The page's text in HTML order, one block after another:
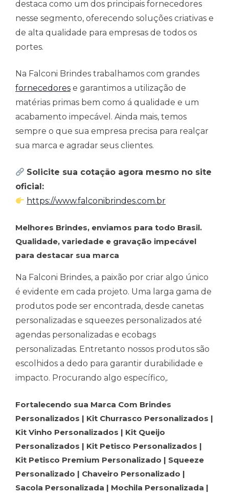
destaca como um dos principais fornecedores
nesse segmento, oferecendo soluções criativas e
de alta qualidade para empresas de todos os
portes.
Na Falconi Brindes trabalhamos com grandes
fornecedores e garantimos a utilização de
matérias primas bem como á qualidade e um
acabamento impecável. Ainda mais, temos
sempre o que sua empresa precisa para realçar
sua marca e agradar seus clientes.
Solicite sua cotação agora mesmo no site
oficial:
https://www.falconibrindes.com.br
Melhores Brindes, enviamos para todo Brasil.
Qualidade, variedade e gravação impecável
para destacar sua marca
Na Falconi Brindes, a paixão por criar algo único
é evidente em cada projeto. Uma larga gama de
produtos pode ser encontrada, desde canetas
personalizadas e squeezes personalizados até
agendas personalizadas e ecobags
personalizadas. Entretanto nossos produtos são
escolhidos a dedo para garantir durabilidade e
impacto. Procurando algo específico,.
Fortalecendo sua Marca Com Brindes
Personalizados | Kit Churrasco Personalizados |
Kit Vinho Personalizados | Kit Queijo
Personalizados | Kit Petisco Personalizados |
Kit Petisco Premium Personalizado | Squeeze
Personalizado | Chaveiro Personalizado |
Sacola Personalizada | Mochila Personalizada |